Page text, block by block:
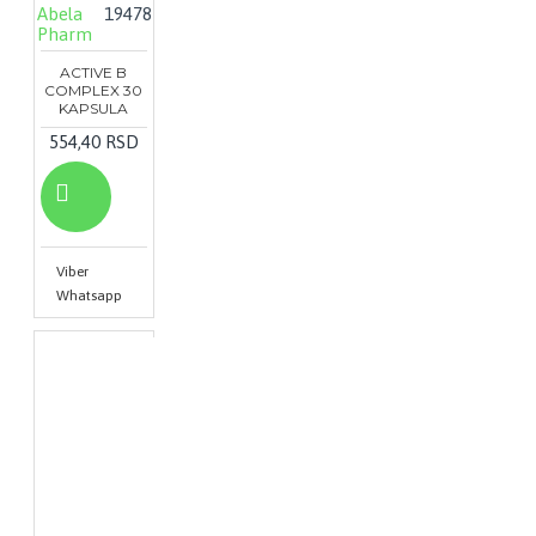
Abela
Pharm
19478
ACTIVE B
COMPLEX 30
KAPSULA
554,40 RSD
Viber
Whatsapp